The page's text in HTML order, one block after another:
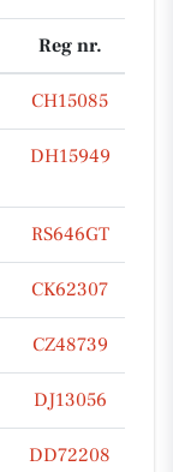
Reg nr.
CH15085
DH15949
RS646GT
CK62307
CZ48739
DJ13056
DD72208